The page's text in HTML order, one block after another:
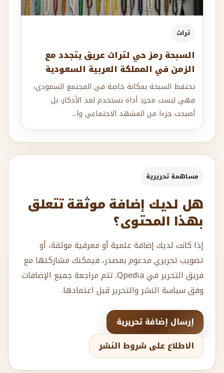
تراث
السبحة رمز حي لتراث عريق يتجدد مع
الزمن في المملكة العربية السعودية
تحتفظ السبحة بمكانة خاصة في المجتمع السعودي،
فهي ليست مجرد أداة تستخدم لعد الأذكار، بل
أصبحت جزءا من المشهد الاجتماعي وا...
مساهمة تحريرية
هل لديك إضافة موثقة تتعلق
بهذا المحتوى؟
إذا كانت لديك إضافة علمية أو معرفية موثقة، أو
تصويب تحريري مدعوم بمصدر، فيمكنك مشاركتها مع
فريق التحرير في Qpedia. تتم مراجعة جميع الإضافات
وفق سياسة النشر والتحرير قبل اعتمادها.
إرسال إضافة تحريرية
الاطلاع على شروط النشر